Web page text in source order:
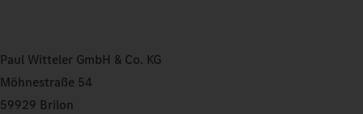
Paul Witteler GmbH & Co. KG
Möhnestraße 54
59929 Brilon